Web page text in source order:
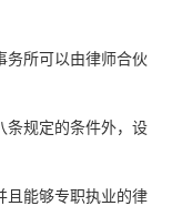
务所可以由律师合伙
条规定的条件外，设
且 能够专职执业的律